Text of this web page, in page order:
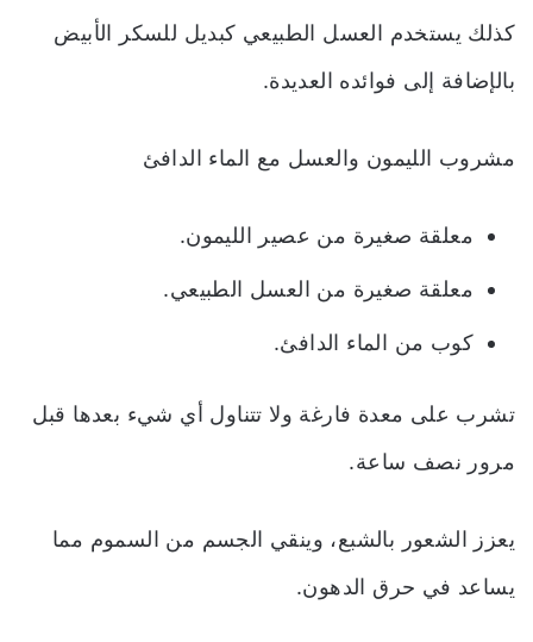
كذلك يستخدم العسل الطبيعي كبديل للسكر الأبيض
بالإضافة إلى فوائده العديدة.
مشروب الليمون والعسل مع الماء الدافئ
معلقة صغيرة من عصير الليمون.
معلقة صغيرة من العسل الطبيعي.
كوب من الماء الدافئ.
تشرب على معدة فارغة ولا تتناول أي شيء بعدها قبل
مرور نصف ساعة.
يعزز الشعور بالشبع، وينقي الجسم من السموم مما
يساعد في حرق الدهون.